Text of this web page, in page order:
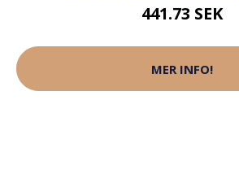
441.73 SEK
MER INFO!